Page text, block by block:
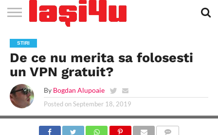
STIRI
APARTAMENTE
NOI IASI
STIRI
IASI
JOBS
IN
IASI
FILME
LA
CINEMA
CLUBURI /
DISCOTECI
BARURI /
CAFENELE
SALI DE
FORTA
SI
FITNESS
SALOANE DE
INFRUMUSETARE
AGENTII
DE
TURISM
IASI
RESTAURANTE
IN IASI
PIZZA
IN
IASI
PISCINA
IN IASI
FLORARII
RADIO
LIVE
IN IASI
SPALATORII
AUTO
TRACTARI
AUTO
TAXI
IN
IASI
CINEMA
TEATRU
HOTELURI
/
PENSIUNI
TEREN
SPORTIV
TEREN
TENIS
IASI
FARMACII
NON
STOP
COFFEE-
TO-GO
FIRME DE
PUBLICITATE
RENT
A
CAR
STIRI
De ce nu merita sa folosesti
un VPN gratuit?
By Bogdan Alupoaie
Posted on September 18, 2019